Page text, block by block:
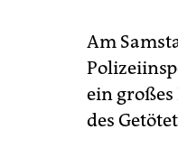
Am
ein großes
des